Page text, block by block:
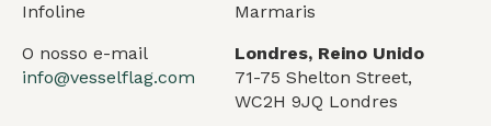
Infoline
O nosso e-mail
info@vesselflag.com
Marmaris
Londres, Reino Unido
71-75 Shelton Street,
WC2H 9JQ Londres